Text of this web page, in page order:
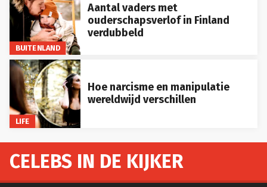
BUITENLAND
Aantal vaders met
ouderschapsverlof in Finland
verdubbeld
LIFE
Hoe narcisme en manipulatie
wereldwijd verschillen
CELEBS IN DE KIJKER